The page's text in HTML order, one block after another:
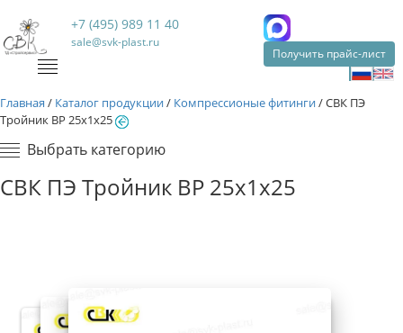
+7 (495) 989 11 40
sale@svk-plast.ru
Получить прайс-лист
Главная / Каталог продукции/ Компрессионые фитинги/СВК ПЭ
Тройник ВР 25х1х25
Выбрать категорию
СВК ПЭ Тройник ВР 25х1х25